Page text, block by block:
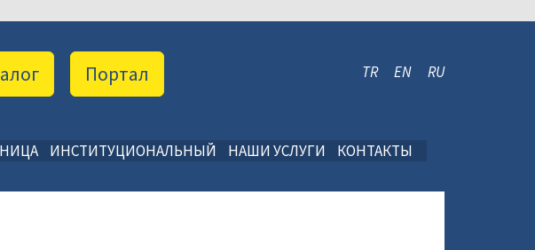
TR EN RU
Портал
ИНСТИТУЦИОНАЛЬНЫЙ НАШИ УСЛУГИ КОНТАКТЫ